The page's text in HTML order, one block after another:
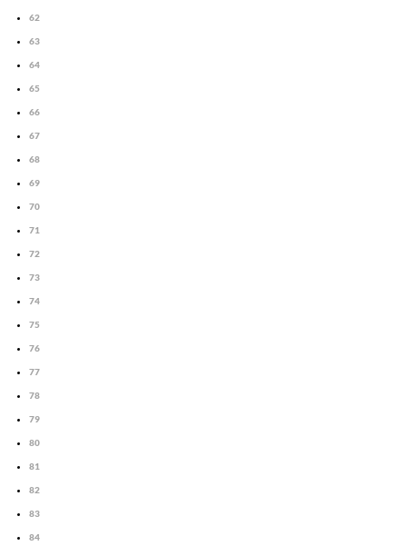
62
63
64
65
66
67
68
69
70
71
72
73
74
75
76
77
78
79
80
81
82
83
84